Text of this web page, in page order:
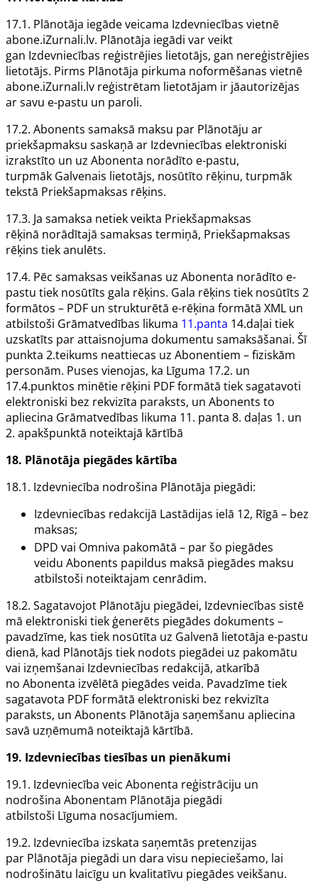
17.1. Plānotāja iegāde veicama Izdevniecības vietnē
abone.iZurnali.lv. Plānotāja iegādi var veikt
gan Izdevniecības reģistrējies lietotājs, gan nereģistrējies
lietotājs. Pirms Plānotāja pirkuma noformēšanas vietnē
abone.iZurnali.lv reģistrētam lietotājam ir jāautorizējas
ar savu e-pastu un paroli.
17.2. Abonents samaksā maksu par Plānotāju ar
priekšapmaksu saskaņā ar Izdevniecības elektroniski
izrakstīto un uz Abonenta norādīto e-pastu,
turpmāk Galvenais lietotājs, nosūtīto rēķinu, turpmāk
tekstā Priekšapmaksas rēķins.
17.3. Ja samaksa netiek veikta Priekšapmaksas
rēķinā norādītajā samaksas termiņā, Priekšapmaksas
rēķins tiek anulēts.
17.4. Pēc samaksas veikšanas uz Abonenta norādīto e-
pastu tiek nosūtīts gala rēķins. Gala rēķins tiek nosūtīts 2
formātos – PDF un strukturētā e-rēķina formātā XML un
atbilstoši Grāmatvedības likuma 11.panta 14.daļai tiek
uzskatīts par attaisnojuma dokumentu samaksāšanai. Šī
punkta 2.teikums neattiecas uz Abonentiem – fiziskām
personām. Puses vienojas, ka Līguma 17.2. un
17.4.punktos minētie rēķini PDF formātā tiek sagatavoti
elektroniski bez rekvizīta paraksts, un Abonents to
apliecina Grāmatvedības likuma 11. panta 8. daļas 1. un
2. apakšpunktā noteiktajā kārtībā
18. Plānotāja piegādes kārtība
18.1. Izdevniecība nodrošina Plānotāja piegādi:
Izdevniecības redakcijā Lastādijas ielā 12, Rīgā – bez
maksas;
DPD vai Omniva pakomātā – par šo piegādes
veidu Abonents papildus maksā piegādes maksu
atbilstoši noteiktajam cenrādim.
18.2. Sagatavojot Plānotāju piegādei, Izdevniecības sistē
mā elektroniski tiek ģenerēts piegādes dokuments –
pavadzīme, kas tiek nosūtīta uz Galvenā lietotāja e-pastu
dienā, kad Plānotājs tiek nodots piegādei uz pakomātu
vai izņemšanai Izdevniecības redakcijā, atkarībā
no Abonenta izvēlētā piegādes veida. Pavadzīme tiek
sagatavota PDF formātā elektroniski bez rekvizīta
paraksts, un Abonents Plānotāja saņemšanu apliecina
savā uzņēmumā noteiktajā kārtībā.
19. Izdevniecībastiesības un pienākumi
19.1. Izdevniecība veic Abonenta reģistrāciju un
nodrošina Abonentam Plānotāja piegādi
atbilstoši Līguma nosacījumiem.
19.2. Izdevniecība izskata saņemtās pretenzijas
par Plānotāja piegādi un dara visu nepieciešamo, lai
nodrošinātu laicīgu un kvalitatīvu piegādes veikšanu.